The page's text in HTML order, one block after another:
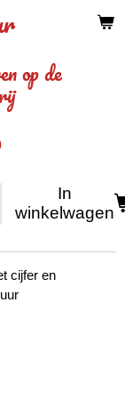
op de
In
winkelwagen
cijfer en